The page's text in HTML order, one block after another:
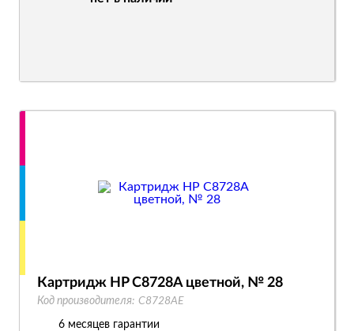
Картридж HP C8728A цветной, № 28
Код производителя: C8728AE
6 месяцев гарантии